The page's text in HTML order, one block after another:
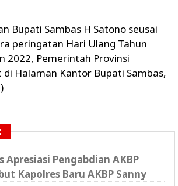
Bupati Sambas H Satono seusai
peringatan Hari Ulang Tahun
2022, Pemerintah Provinsi
Halaman Kantor Bupati Sambas,
Apresiasi Pengabdian AKBP
Kapolres Baru AKBP Sanny